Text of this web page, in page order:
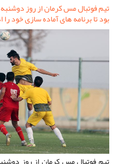
تیم فوتبال مس کرمان از روز
بود تا برنامه های آماده سازی خود